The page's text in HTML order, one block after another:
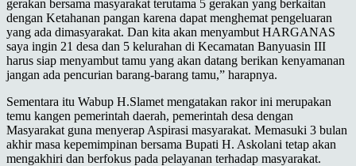
gerakan bersama masyarakat terutama 5 gerakan yang berkaitan
dengan Ketahanan pangan karena dapat menghemat pengeluaran
yang ada dimasyarakat. Dan kita akan menyambut HARGANAS
saya ingin 21 desa dan 5 kelurahan di Kecamatan Banyuasin III
harus siap menyambut tamu yang akan datang berikan kenyamanan
jangan ada pencurian barang-barang tamu,” harapnya.
Sementara itu Wabup H.Slamet mengatakan rakor ini merupakan
temu kangen pemerintah daerah, pemerintah desa dengan
Masyarakat guna menyerap Aspirasi masyarakat. Memasuki 3 bulan
akhir masa kepemimpinan bersama Bupati H. Askolani tetap akan
mengakhiri dan berfokus pada pelayanan terhadap masyarakat.